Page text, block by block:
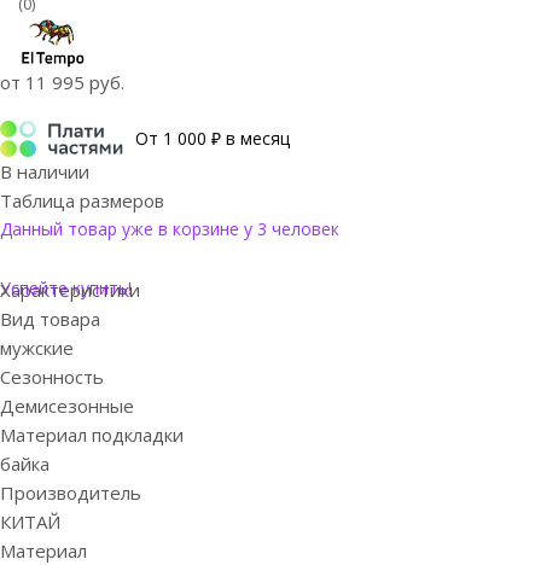
от 11 995 руб.
От 1 000 ₽ в месяц
В наличии
Таблица размеров
Данный товар уже в корзине у 3 человек
Успейте купить!
Характеристики
Вид товара
мужские
Сезонность
Демисезонные
Материал подкладки
байка
Производитель
КИТАЙ
Материал